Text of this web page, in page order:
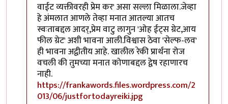
वाईट व्यक्तीवरही प्रेम कर' असा सल्ला मिळाला.जेव्हा
हे अंमलात आणले तेव्हा मनात आतल्या आतच
स्वःताबद्दल आदर्,प्रेम वाटु लागुन 'ओह ईट्स ग्रेट,आय
फील ग्रेट' अशी भावना आली.विश्वास ठेवा 'सेल्फ-लव'
ही भावना अद्वीतीय आहे. खालील रेकी प्रार्थना रोज
वचली की तुमच्या मनात कोणाबद्दल द्वेष रहाणारच
नाही.
https://frankawords.files.wordpress.com/2
013/06/justfortodayreiki.jpg